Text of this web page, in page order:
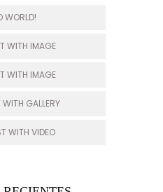
WORLD!
WITH IMAGE
WITH IMAGE
GALLERY
WITH VIDEO